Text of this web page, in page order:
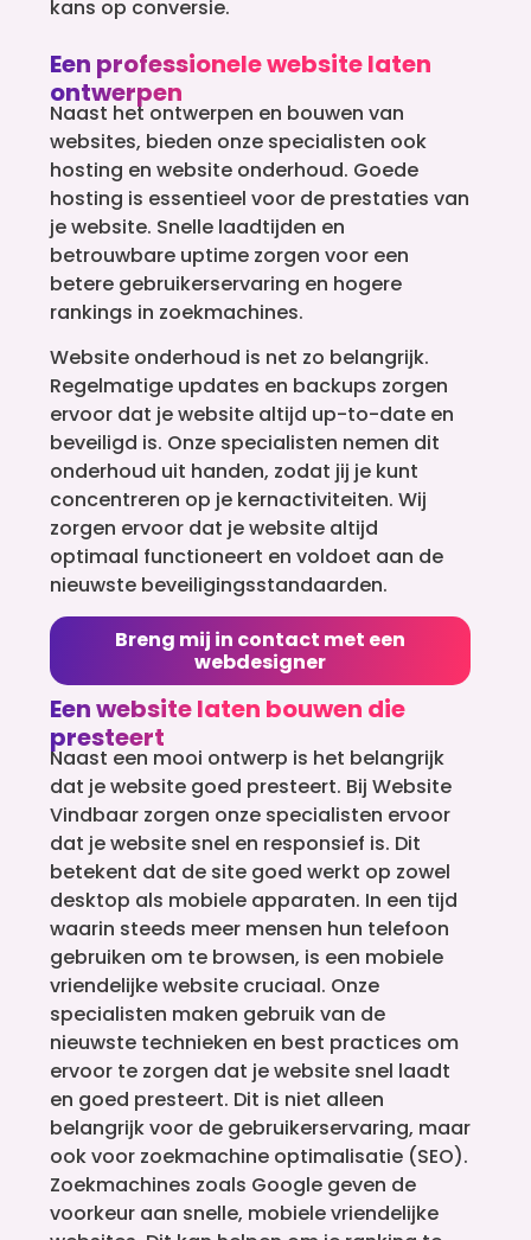
kans op conversie.
Een professionele website laten
ontwerpen
Naast het ontwerpen en bouwen van
websites, bieden onze specialisten ook
hosting en website onderhoud. Goede
hosting is essentieel voor de prestaties van
je website. Snelle laadtijden en
betrouwbare uptime zorgen voor een
betere gebruikerservaring en hogere
rankings in zoekmachines.
Website onderhoud is net zo belangrijk.
Regelmatige updates en backups zorgen
ervoor dat je website altijd up-to-date en
beveiligd is. Onze specialisten nemen dit
onderhoud uit handen, zodat jij je kunt
concentreren op je kernactiviteiten. Wij
zorgen ervoor dat je website altijd
optimaal functioneert en voldoet aan de
nieuwste beveiligingsstandaarden.
Breng mij in contact met een
webdesigner
Een website laten bouwen die
presteert
Naast een mooi ontwerp is het belangrijk
dat je website goed presteert. Bij Website
Vindbaar zorgen onze specialisten ervoor
dat je website snel en responsief is. Dit
betekent dat de site goed werkt op zowel
desktop als mobiele apparaten. In een tijd
waarin steeds meer mensen hun telefoon
gebruiken om te browsen, is een mobiele
vriendelijke website cruciaal. Onze
specialisten maken gebruik van de
nieuwste technieken en best practices om
ervoor te zorgen dat je website snel laadt
en goed presteert. Dit is niet alleen
belangrijk voor de gebruikerservaring, maar
ook voor zoekmachine optimalisatie (SEO).
Zoekmachines zoals Google geven de
voorkeur aan snelle, mobiele vriendelijke